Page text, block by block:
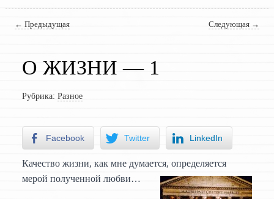
Навигация по записям
← Предыдущая Следующая →
О ЖИЗНИ — 1
Рубрика: Разное
Facebook Twitter LinkedIn
Качество жизни, как мне думается, определяется
мерой полученной любви…